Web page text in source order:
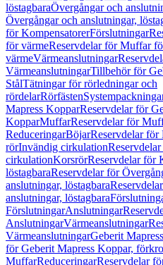
löstagbaraÖvergångar och
Övergångar och anslutningar,
för KompensatorerFörslutningar
för värmeReservdelar för Muffar
värmeVärmeanslutningar
VärmeanslutningarTillbehör för
StålTätningar för rörledningar och
rördelarRörfästen
Mapress KopparReservdelar för
KopparMuffarReservdelar för
ReduceringarBöjarReservdelar för
rörInvändig cirkulation
cirkulationKorsrörReservdelar för
löstagbaraReservdelar för
anslutningar, löstagbara
anslutningar, löstagbara
FörslutningarAnslutningar
AnslutningarVärmeanslutningar
VärmeanslutningarGeberit
för Geberit Mapress Koppar,
MuffarReduceringarReservdelar